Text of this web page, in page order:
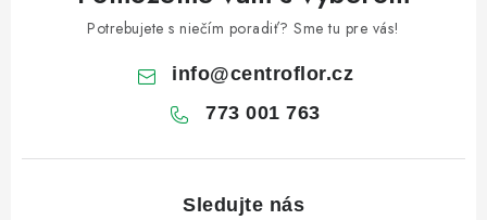
Potrebujete s niečím poradiť? Sme tu pre vás!
info@centroflor.cz
773 001 763